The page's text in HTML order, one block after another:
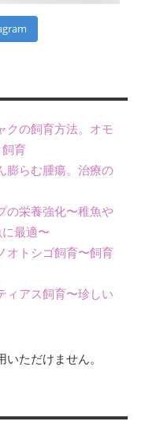
クの飼育方法。オモ
育
膨らむ腫瘍。治療の
の栄養強化〜稚魚や
最適〜
オトシゴ飼育〜飼育
ィアス飼育〜珍しい
ただけません。